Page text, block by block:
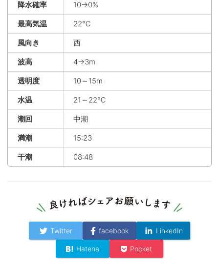
降水確率 10→0%
最高気温 22℃
風向き 西
波高 4→3m
透明度 10～15m
水温 21～22℃
潮回 中潮
満潮 15:23
干潮 08:48
Twitter facebook LinkedIn
Hatena Pocket